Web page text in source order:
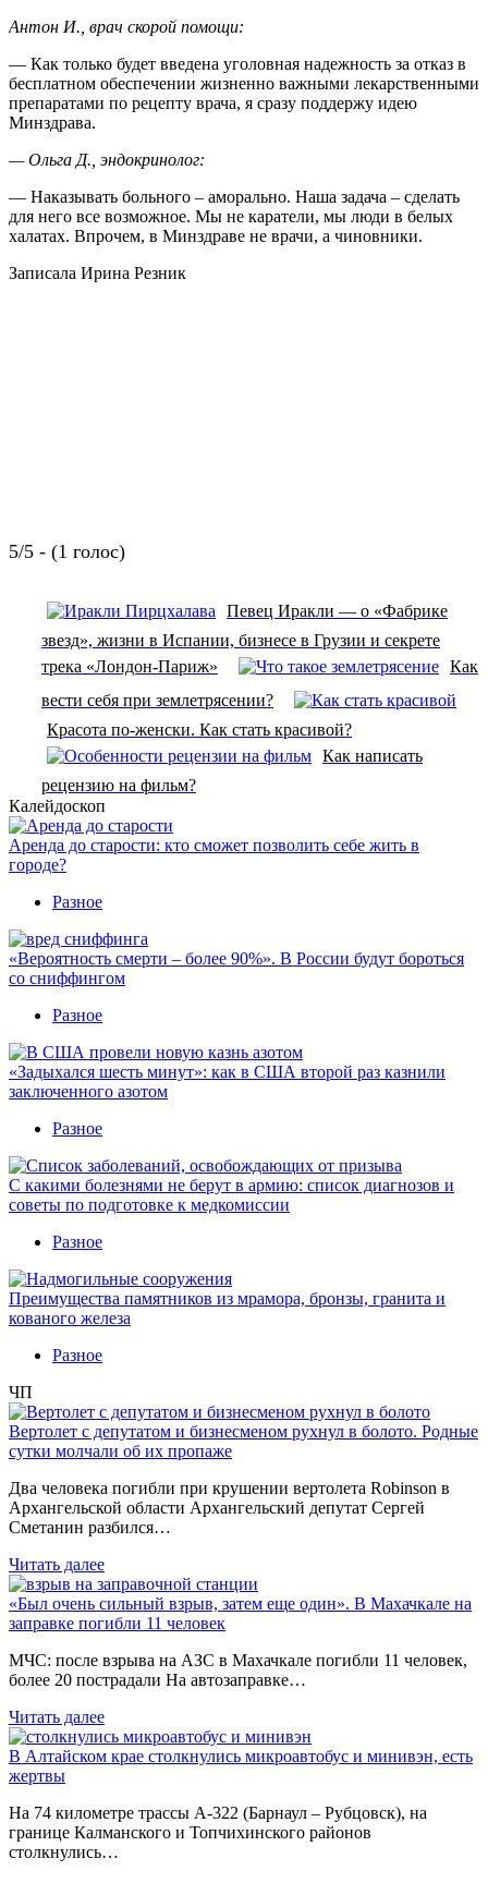
Антон И., врач cкорой помощи:
— Как только будет введена уголовная надежность за отказ в
бесплатном обеспечении жизненно важными лекарственными
препаратами по рецепту врача, я сразу поддержу идею
Минздрава.
— Ольга Д., эндокринолог:
— Наказывать больного – аморально. Наша задача – сделать
для него все возможное. Мы не каратели, мы люди в белых
халатах. Впрочем, в Минздраве не врачи, а чиновники.
Записала Ирина Резник
5/5 - (1 голос)
Певец Иракли — о «Фабрике
звезд», жизни в Испании, бизнесе в Грузии и секрете
трека «Лондон-Париж»
Как
вести себя при землетрясении?
Красота по-женски. Как стать красивой?
Как написать
рецензию на фильм?
Калейдоскоп
Аренда до старости: кто сможет позволить себе жить в
городе?
Разное
«Вероятность смерти – более 90%». В России будут бороться
со сниффингом
Разное
«Задыхался шесть минут»: как в США второй раз казнили
заключенного азотом
Разное
С какими болезнями не берут в армию: список диагнозов и
советы по подготовке к медкомиссии
Разное
Преимущества памятников из мрамора, бронзы, гранита и
кованого железа
Разное
ЧП
Вертолет с депутатом и бизнесменом рухнул в болото. Родные
сутки молчали об их пропаже
Два человека погибли при крушении вертолета Robinson в
Архангельской области Архангельский депутат Сергей
Сметанин разбился…
Читать далее
«Был очень сильный взрыв, затем еще один». В Махачкале на
заправке погибли 11 человек
МЧС: после взрыва на АЗС в Махачкале погибли 11 человек,
более 20 пострадали На автозаправке…
Читать далее
В Алтайском крае столкнулись микроавтобус и минивэн, есть
жертвы
На 74 километре трассы А-322 (Барнаул – Рубцовск), на
границе Калманского и Топчихинского районов
столкнулись…